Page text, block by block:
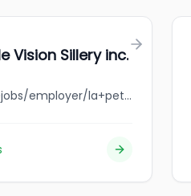
Vision Sillery inc.
jobbank.gc.ca/browsejobs/employer/la+petite+%C3%A9cole+vision+sillery+inc./ca